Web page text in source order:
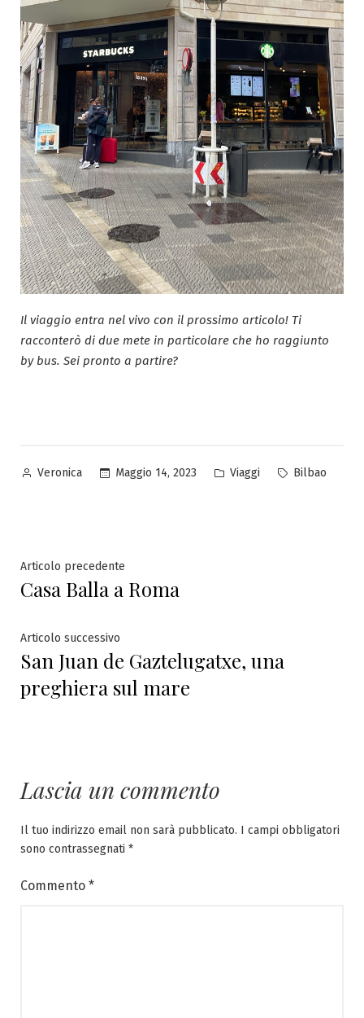
Il viaggio entra nel vivo con il prossimo articolo! Ti
racconterò di due mete in particolare che ho raggiunto
by bus. Sei pronto a partire?
Pubblicato
Veronica Maggio 14, 2023
Pubblicato
Viaggi Tag:
Bilbao
Navigazione
articoli
Articolo precedente
precedente:
Casa Balla a Roma
Articolo successivo
successivo:
San Juan de Gaztelugatxe, una
preghiera sul mare
Lascia un commento
Il tuo indirizzo email non sarà pubblicato. I campi obbligatori
sono contrassegnati *
Commento *